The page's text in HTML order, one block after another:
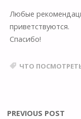
Любые
приветствуются.
Спасибо!
ЧТО
PREVIOUS POST